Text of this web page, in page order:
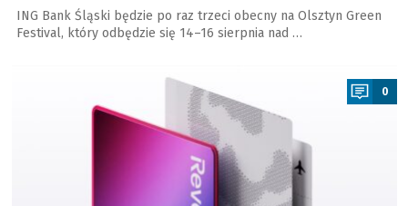
ING Bank Śląski będzie po raz trzeci obecny na Olsztyn Green
Festival, który odbędzie się 14–16 sierpnia nad …
0